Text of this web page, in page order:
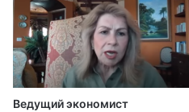
Ведущий экономист